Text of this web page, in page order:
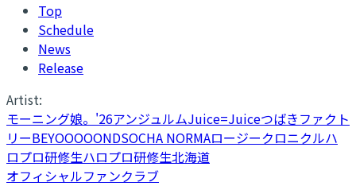
Top
Schedule
News
Release
Artist:
モーニング娘。'26アンジュルムJuice=Juiceつばきファクト
リーBEYOOOOONDSOCHA NORMAロージークロニクルハ
ロプロ研修生ハロプロ研修生北海道
オフィシャルファンクラブ